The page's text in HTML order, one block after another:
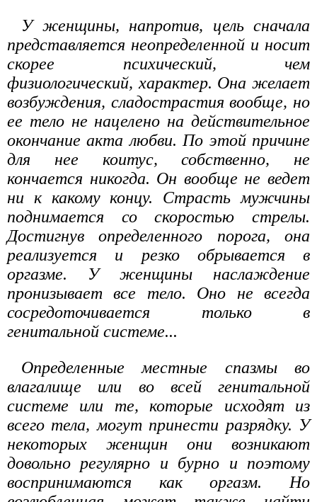
У женщины, напротив, цель сначала
представляется неопределенной и носит
скорее психический, чем
физиологический, характер. Она желает
возбуждения, сладострастия вообще, но
ее тело не нацелено на действительное
окончание акта любви. По этой причине
для нее коитус, собственно, не
кончается никогда. Он вообще не ведет
ни к какому концу. Страсть мужчины
поднимается со скоростью стрелы.
Достигнув определенного порога, она
реализуется и резко обрывается в
оргазме. У женщины наслаждение
пронизывает все тело. Оно не всегда
сосредоточивается только в
генитальной системе...
Определенные местные спазмы во
влагалище или во всей генитальной
системе или те, которые исходят из
всего тела, могут принести разрядку. У
некоторых женщин они возникают
довольно регулярно и бурно и поэтому
воспринимаются как оргазм. Но